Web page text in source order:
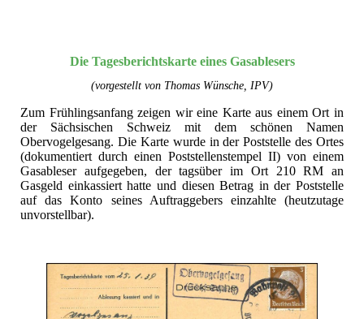
Die Tagesberichtskarte eines Gasablesers
(vorgestellt von Thomas Wünsche, IPV)
Zum Frühlingsanfang zeigen wir eine Karte aus einem Ort in
der Sächsischen Schweiz mit dem schönen Namen
Obervogelgesang. Die Karte wurde in der Poststelle des Ortes
(dokumentiert durch einen Poststellenstempel II) von einem
Gasableser aufgegeben, der tagsüber im Ort 210 RM an
Gasgeld einkassiert hatte und diesen Betrag in der Poststelle
auf das Konto seines Auftraggebers einzahlte (heutzutage
unvorstellbar).